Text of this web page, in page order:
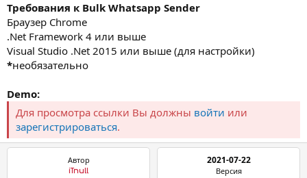
Требования к Bulk Whatsapp Sender
Браузер Chrome
.Net Framework 4 или выше
Visual Studio .Net 2015 или выше (для настройки)
*необязательно
Demo:
Для просмотра ссылки Вы должны войти или
зарегистрироваться.
Автор
iTnull
2021-07-22
Версия